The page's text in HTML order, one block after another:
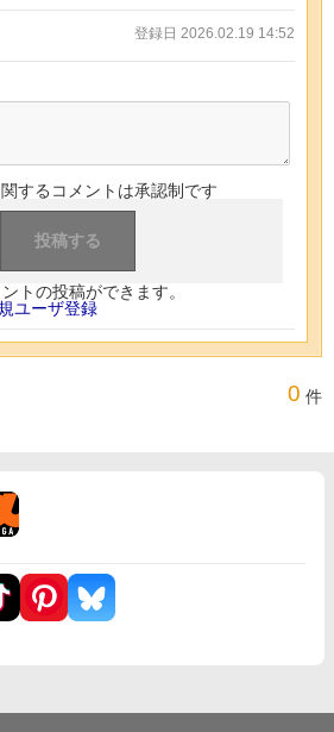
登録日 2026.02.19 14:52
するコメントは承認制です
トの投稿ができます。
ユーザ登録
0 件